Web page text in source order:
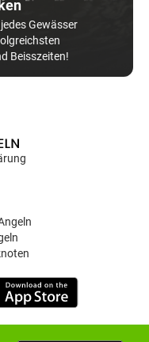
Gewässer
Beisszeiten!